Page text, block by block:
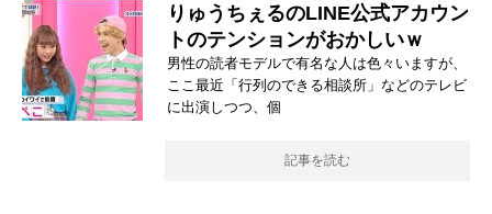
りゅうちぇるのLINE公式アカウン
トのテンションがおかしいｗ
男性の読者モデルで有名な人は色々いますが、
ここ最近「行列のできる相談所」などのテレビ
に出演しつつ、個
記事を読む